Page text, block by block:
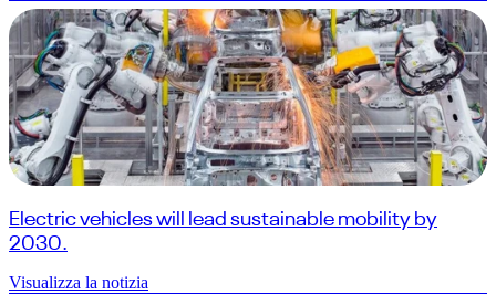
Electric vehicles will lead sustainable mobility by
2030.
Visualizza la notizia